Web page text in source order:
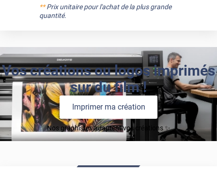
**Prix unitaire pour l'achat de la plus grande
quantité.
Vos créations ou logos imprimés
sur du film !
Imprimer ma création
Nos graphistes adaptent vos créations ✨